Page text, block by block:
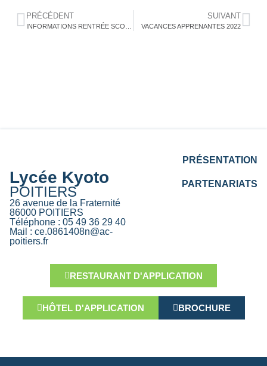
PRÉCÉDENT SUIVANT
VACANCES APPRENANTES 2022
Lycée Kyoto
POITIERS
26 avenue de la Fraternité
86000 POITIERS
Téléphone : 05 49 36 29 40
Mail : ce.0861408n@ac-
poitiers.fr
PRÉSENTATION
PARTENARIATS
RESTAURANT D'APPLICATION
HÔTEL D'APPLICATION BROCHURE